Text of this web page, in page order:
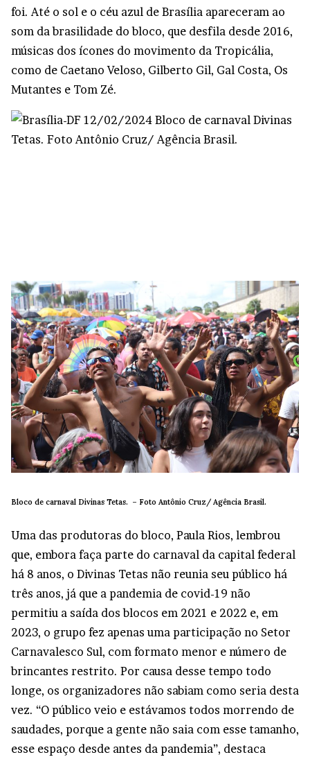
foi. Até o sol e o céu azul de Brasília apareceram ao
som da brasilidade do bloco, que desfila desde 2016,
músicas dos ícones do movimento da Tropicália,
como de Caetano Veloso, Gilberto Gil, Gal Costa, Os
Mutantes e Tom Zé.
Bloco de carnaval Divinas Tetas. – Foto Antônio Cruz/ Agência Brasil.
Uma das produtoras do bloco, Paula Rios, lembrou
que, embora faça parte do carnaval da capital federal
há 8 anos, o Divinas Tetas não reunia seu público há
três anos, já que a pandemia de covid-19 não
permitiu a saída dos blocos em 2021 e 2022 e, em
2023, o grupo fez apenas uma participação no Setor
Carnavalesco Sul, com formato menor e número de
brincantes restrito. Por causa desse tempo todo
longe, os organizadores não sabiam como seria desta
vez. “O público veio e estávamos todos morrendo de
saudades, porque a gente não saia com esse tamanho,
esse espaço desde antes da pandemia”, destaca